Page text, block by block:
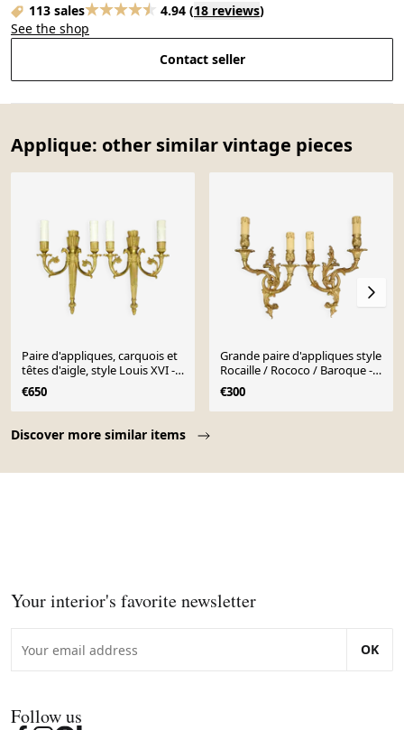
113 sales
4.94 (18 reviews)
See the shop
Contact seller
Applique: other similar vintage pieces
Discover more similar items
Paire d'appliques, carquois et
têtes d'aigle, style Louis XVI -
bronze doré
€650
Grande paire d'appliques style
Rocaille / Rococo / Baroque -
bronze doré
€300
Your interior's favorite newsletter
OK
Follow us